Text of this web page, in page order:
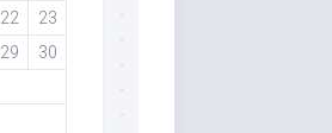
22
23
29
30